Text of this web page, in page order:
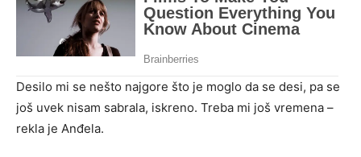
Desilo mi se nešto najgore što je moglo da se desi, pa se
još uvek nisam sabrala, iskreno. Treba mi još vremena –
rekla je Anđela.